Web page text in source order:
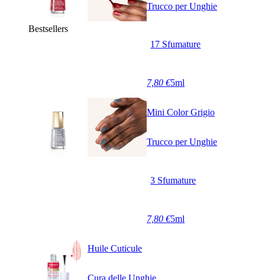
Bestsellers
Trucco per Unghie
17 Sfumature
7,80 €5ml
Mini Color Grigio
Trucco per Unghie
3 Sfumature
7,80 €5ml
Huile Cuticule
Cura delle Unghie